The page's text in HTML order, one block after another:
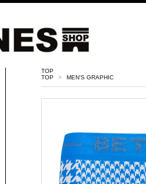
TOP
TOP
> MEN'S GRAPHIC